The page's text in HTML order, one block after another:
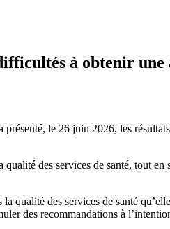
à obtenir une
le 26 juin 2026, les
des services de santé, tout
qualité des services de santé
des recommandations à